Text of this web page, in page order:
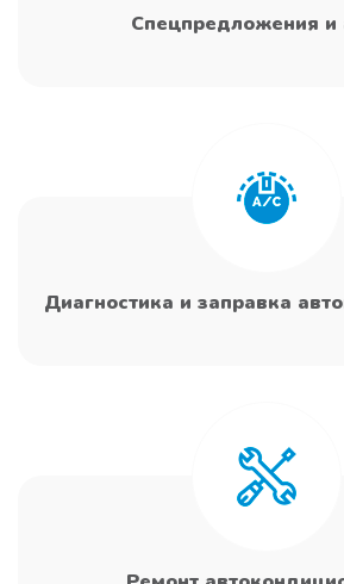
Спецпредложения и
Диагностика и заправка